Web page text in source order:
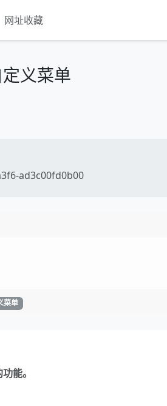
网址收藏
义菜单
ad3c00fd0b00
菜单
能。